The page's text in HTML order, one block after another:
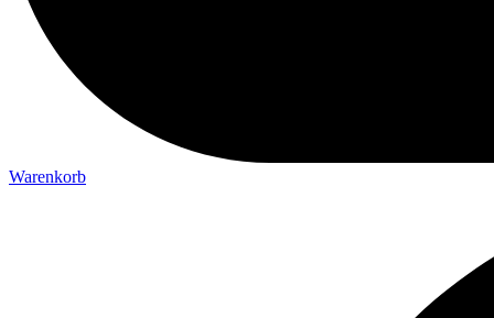
Warenkorb